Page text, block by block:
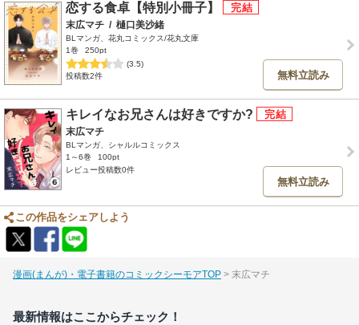
恋する食卓【特別小冊子】
末広マチ / 樋口美沙緒
BLマンガ、花丸コミックス/花丸文庫
1巻
250pt
(3.5)
投稿数2件
無料立読み
キレイなお兄さんは好きですか?
末広マチ
BLマンガ、シャルルコミックス
1～6巻
100pt
レビュー投稿数0件
無料立読み
この作品をシェアしよう
漫画(まんが)・電子書籍のコミックシーモアTOP 末広マチ
最新情報はここからチェック！